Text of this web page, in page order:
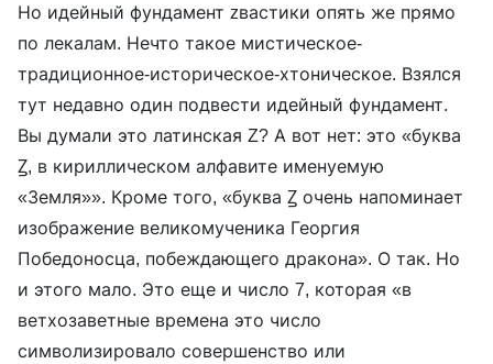
Но идейный фундамент zвастики опять же прямо
по лекалам. Нечто такое мистическое-
традиционное-историческое-хтоническое. Взялся
тут недавно один подвести идейный фундамент.
Вы думали это латинская Z? А вот нет: это «буква
Ꙁ, в кириллическом алфавите именуемую
«Земля»». Кроме того, «буква Ꙁ очень напоминает
изображение великомученика Георгия
Победоносца, побеждающего дракона». О так. Но
и этого мало. Это еще и число 7, которая «в
ветхозаветные времена это число
символизировало совершенство или